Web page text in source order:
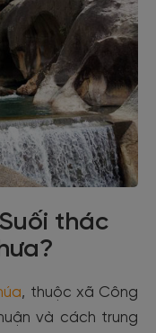
thác
, thuộc xã Công
và cách trung